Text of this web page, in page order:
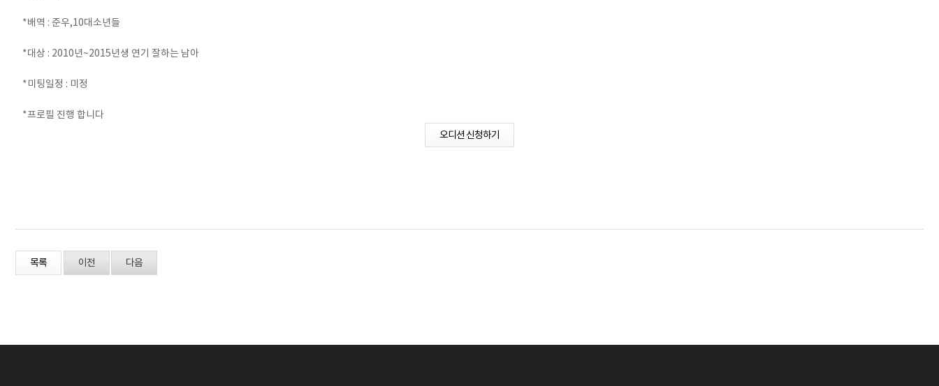
*배역 : 준우,10대소년들
*대상 : 2010년~2015년생 연기 잘하는 남아
*미팅일정 : 미정
*프로필 진행 합니다
오디션 신청하기
목록 이전 다음